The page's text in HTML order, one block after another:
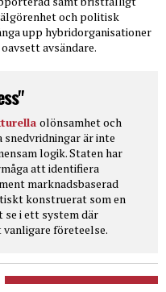
och politisk
upp hybridorganisationer
avsändare.
olönsamhet och
är inte
logik. Staten har
att identifiera
marknadsbaserad
konstruerat som en
se i ett system där
företeelse.